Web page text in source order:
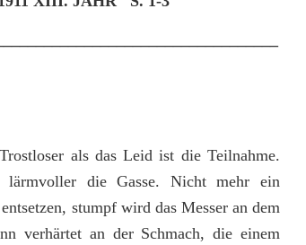
als das Leid ist die Teilnahme.
die Gasse. Nicht mehr ein
stumpf wird das Messer an dem
verhärtet an der Schmach, die einem